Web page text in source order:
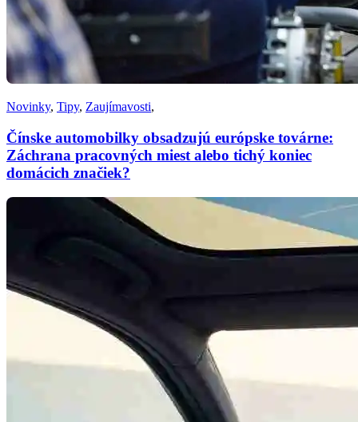
Novinky, Tipy, Zaujímavosti,
Čínske automobilky obsadzujú európske továrne:
Záchrana pracovných miest alebo tichý koniec
domácich značiek?